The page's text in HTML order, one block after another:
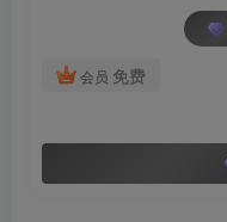
会员 免费